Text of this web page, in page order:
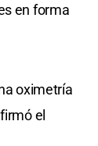
en forma
oximetría
el